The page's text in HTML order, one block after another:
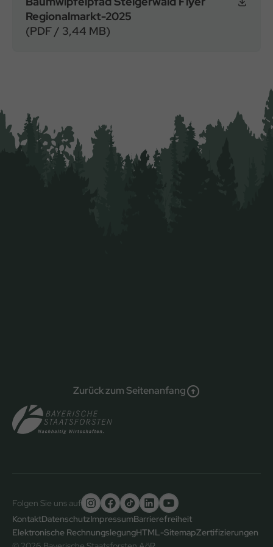
Regionalmarkt-2025
(PDF / 3,44 MB)
Zurück zum Seitenanfang
Folgen Sie uns auf
Untere
Fußzeile
KontaktDatenschutzImpressumBarrierefreiheit
Elektronische RechnungslegungHTML-SitemapZertifizierungen